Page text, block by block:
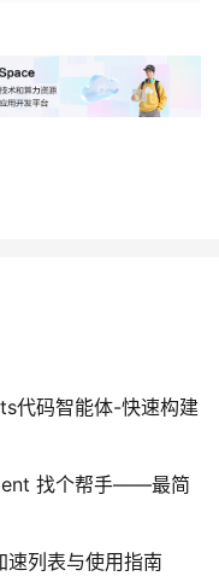
代码智能体-快速构建
找个帮手——最简
列表与使用指南